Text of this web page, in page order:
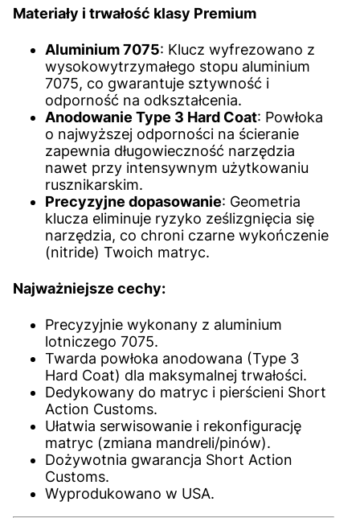
Materiały i trwałość klasy Premium
Aluminium 7075: Klucz wyfrezowano z
wysokowytrzymałego stopu aluminium
7075, co gwarantuje sztywność i
odporność na odkształcenia.
Anodowanie Type 3 Hard Coat: Powłoka
o najwyższej odporności na ścieranie
zapewnia długowieczność narzędzia
nawet przy intensywnym użytkowaniu
rusznikarskim.
Precyzyjne dopasowanie: Geometria
klucza eliminuje ryzyko ześlizgnięcia się
narzędzia, co chroni czarne wykończenie
(nitride) Twoich matryc.
Najważniejsze cechy:
Precyzyjnie wykonany z aluminium
lotniczego 7075.
Twarda powłoka anodowana (Type 3
Hard Coat) dla maksymalnej trwałości.
Dedykowany do matryc i pierścieni Short
Action Customs.
Ułatwia serwisowanie i rekonfigurację
matryc (zmiana mandreli/pinów).
Dożywotnia gwarancja Short Action
Customs.
Wyprodukowano w USA.